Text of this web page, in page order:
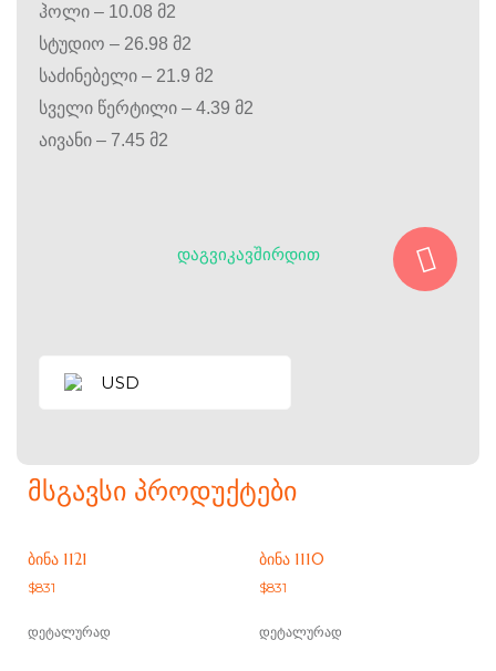
ჰოლი – 10.08 მ2
სტუდიო – 26.98 მ2
საძინებელი – 21.9 მ2
სველი წერტილი – 4.39 მ2
აივანი – 7.45 მ2
ᲓᲐᲒᲕᲘᲙᲐᲕᲨᲘᲠᲓᲘᲗ
USD
ᲛᲡᲒᲐᲕᲡᲘ ᲞᲠᲝᲓᲣᲥᲢᲔᲑᲘ
ᲑᲘᲜᲐ 1121
$831
დეტალურად
ᲑᲘᲜᲐ 1110
$831
დეტალურად